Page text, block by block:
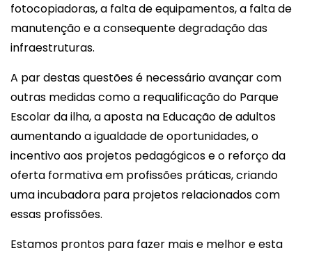
fotocopiadoras, a falta de equipamentos, a falta de
manutenção e a consequente degradação das
infraestruturas.
A par destas questões é necessário avançar com
outras medidas como a requalificação do Parque
Escolar da ilha, a aposta na Educação de adultos
aumentando a igualdade de oportunidades, o
incentivo aos projetos pedagógicos e o reforço da
oferta formativa em profissões práticas, criando
uma incubadora para projetos relacionados com
essas profissões.
Estamos prontos para fazer mais e melhor e esta